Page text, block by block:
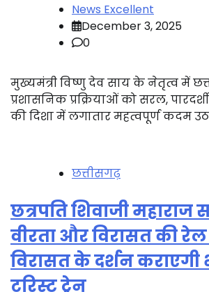
News Excellent
December 3, 2025
0
मुख्यमंत्री विष्णु देव साय के नेतृत्व में
प्रशासनिक प्रक्रियाओं को सरल,
की दिशा में लगातार महत्वपूर्ण कदम
छत्तीसगढ़
छत्रपति शिवाजी महाराज
वीरता और विरासत की रेल
विरासत के दर्शन कराएगी
टूरिस्ट ट्रेन